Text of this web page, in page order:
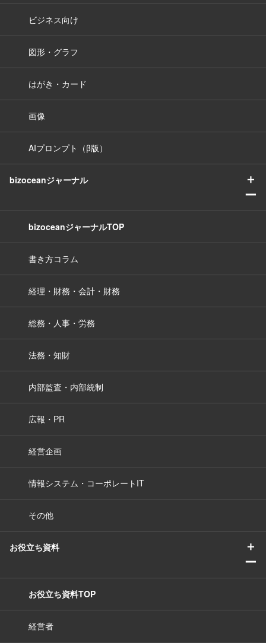
ビジネス向け
図形・グラフ
はがき・カード
画像
AIプロンプト（β版）
bizoceanジャーナル
＋
ー
bizoceanジャーナルTOP
書き方コラム
経理・財務・会計・財務
総務・人事・労務
法務・知財
内部監査・内部統制
広報・PR
経営企画
情報システム・コーポレートIT
その他
お役立ち資料
＋
ー
お役立ち資料TOP
経営者